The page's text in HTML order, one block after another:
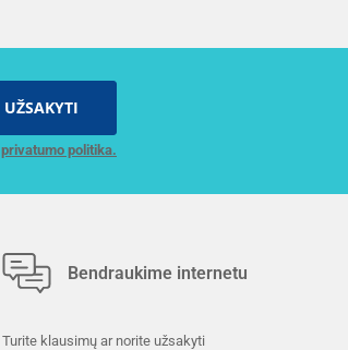
UŽSAKYTI
privatumo politika.
Bendraukime internetu
Turite klausimų ar norite užsakyti